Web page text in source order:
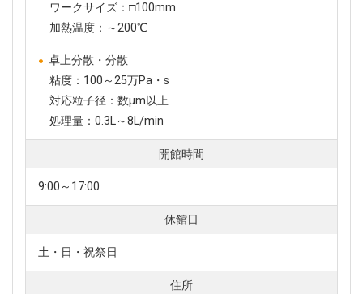
ワークサイズ：□100mm
加熱温度：～200℃
卓上分散・分散
粘度：100～25万Pa・s
対応粒子径：数µm以上
処理量：0.3L～8L/min
開館時間
9:00～17:00
休館日
土・日・祝祭日
住所